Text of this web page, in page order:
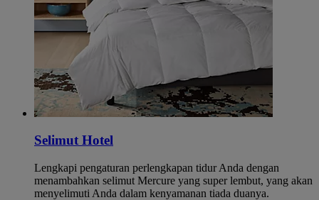
Selimut Hotel
Lengkapi pengaturan perlengkapan tidur Anda dengan
menambahkan selimut Mercure yang super lembut, yang akan
menyelimuti Anda dalam kenyamanan tiada duanya.